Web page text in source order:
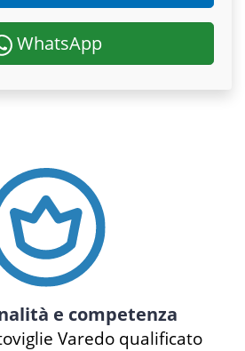
WhatsApp
e competenza
Varedo qualificato